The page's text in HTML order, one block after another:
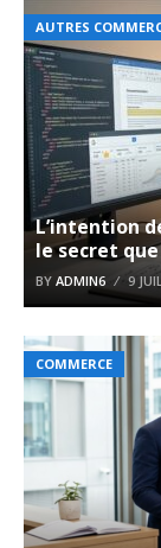
AUTRES
L’intention
le secret
BY ADMIN6 9
COMMERCE